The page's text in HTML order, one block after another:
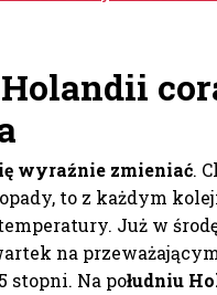
wyraźnie zmieniać.
to z każdym
Już w
na
stopni. Na południu